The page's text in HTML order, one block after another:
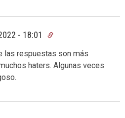
- 18:01
las respuestas son más
haters. Algunas veces